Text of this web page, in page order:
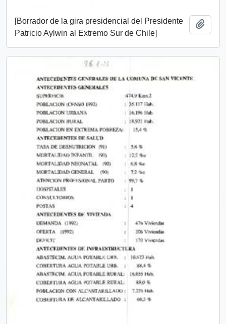
[Borrador de la gira presidencial del Presidente
Patricio Aylwin al Extremo Sur de Chile]